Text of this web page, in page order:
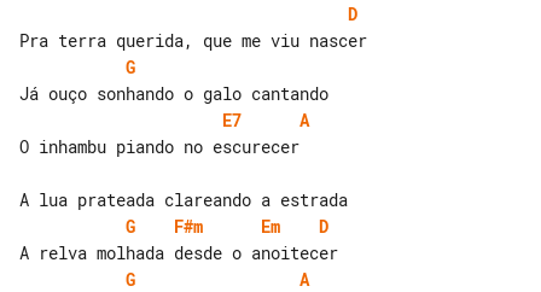
D
G
E7
A
O inhambu piando no escurecer
G
F#m Em
D
G
A